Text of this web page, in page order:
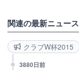
関連の最新ニュース
クラブW杯2015
3880日前